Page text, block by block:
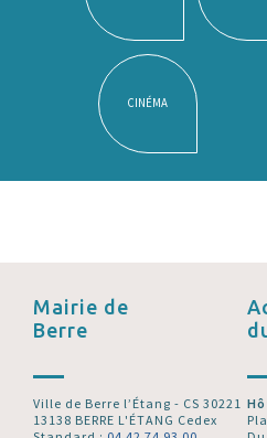
CINÉMA
Mairie de
Berre
Ville de Berre l’Étang - CS 30221
13138 BERRE L'ÉTANG Cedex